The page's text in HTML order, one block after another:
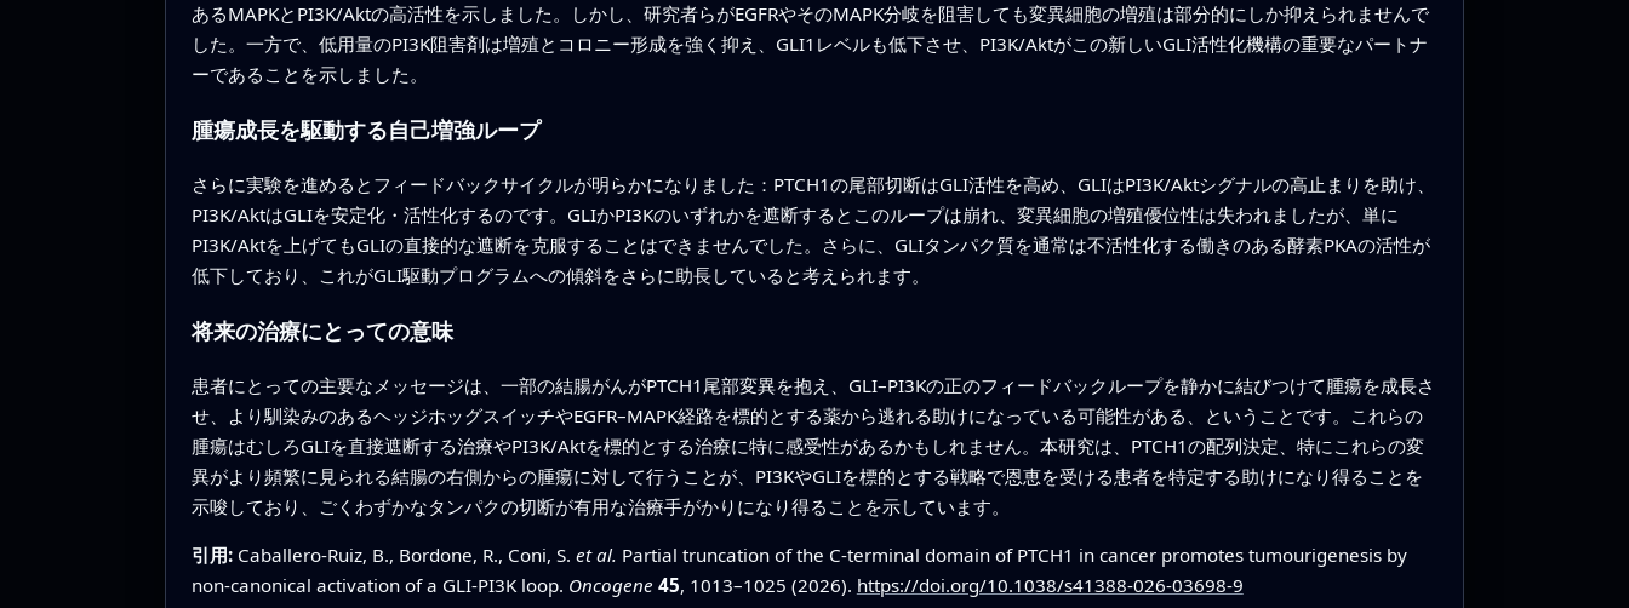
あるMAPKとPI3K/Aktの高活性を示しました。しかし、研究者らがEGFRやそのMAPK分岐を阻害しても変異細胞の増殖は部分的にしか抑えられませんで
した。一方で、低用量のPI3K阻害剤は増殖とコロニー形成を強く抑え、GLI1レベルも低下させ、PI3K/Aktがこの新しいGLI活性化機構の重要なパートナ
ーであることを示しました。
腫瘍成長を駆動する自己増強ループ
さらに実験を進めるとフィードバックサイクルが明らかになりました：PTCH1の尾部切断はGLI活性を高め、GLIはPI3K/Aktシグナルの高止まりを助け、
PI3K/AktはGLIを安定化・活性化するのです。GLIかPI3Kのいずれかを遮断するとこのループは崩れ、変異細胞の増殖優位性は失われましたが、単に
PI3K/Aktを上げてもGLIの直接的な遮断を克服することはできませんでした。さらに、GLIタンパク質を通常は不活性化する働きのある酵素PKAの活性が
低下しており、これがGLI駆動プログラムへの傾斜をさらに助長していると考えられます。
将来の治療にとっての意味
患者にとっての主要なメッセージは、一部の結腸がんがPTCH1尾部変異を抱え、GLI–PI3Kの正のフィードバックループを静かに結びつけて腫瘍を成長さ
せ、より馴染みのあるヘッジホッグスイッチやEGFR–MAPK経路を標的とする薬から逃れる助けになっている可能性がある、ということです。これらの
腫瘍はむしろGLIを直接遮断する治療やPI3K/Aktを標的とする治療に特に感受性があるかもしれません。本研究は、PTCH1の配列決定、特にこれらの変
異がより頻繁に見られる結腸の右側からの腫瘍に対して行うことが、PI3KやGLIを標的とする戦略で恩恵を受ける患者を特定する助けになり得ることを
示唆しており、ごくわずかなタンパクの切断が有用な治療手がかりになり得ることを示しています。
引用: Caballero-Ruiz, B., Bordone, R., Coni, S. et al. Partial truncation of the C-terminal domain of PTCH1 in cancer promotes tumourigenesis by
non-canonical activation of a GLI-PI3K loop. Oncogene 45, 1013–1025 (2026). https://doi.org/10.1038/s41388-026-03698-9